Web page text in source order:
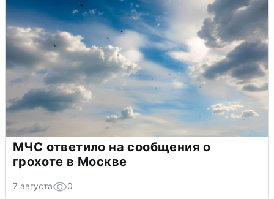
МЧС ответило на сообщения о
грохоте в Москве
7 августа 0